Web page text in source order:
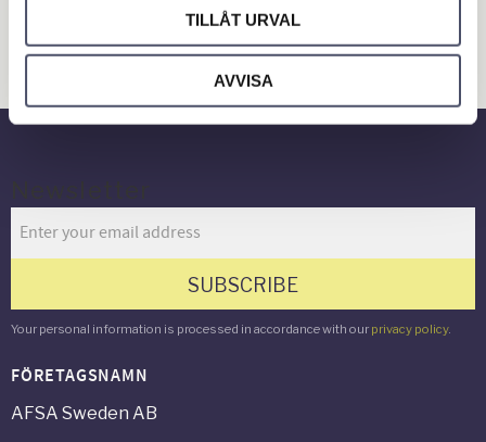
TILLÅT URVAL
AVVISA
Verkstad & Industri
SUBSCRIBE
Your personal information is processed in accordance with our privacy policy.
FÖRETAGSNAMN
AFSA Sweden AB